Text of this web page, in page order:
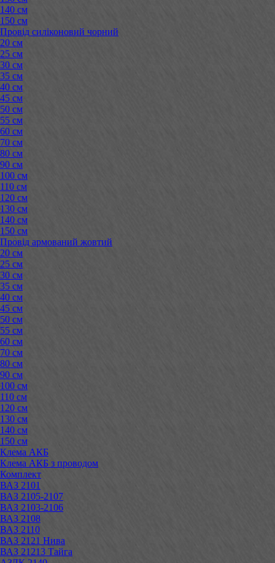
140 см
150 см
Провід силіконовий чорний
20 см
25 см
30 см
35 см
40 см
45 см
50 см
55 см
60 см
70 см
80 см
90 см
100 см
110 см
120 см
130 см
140 см
150 см
Провід армований жовтий
20 см
25 см
30 см
35 см
40 см
45 см
50 см
55 см
60 см
70 см
80 см
90 см
100 см
110 см
120 см
130 см
140 см
150 см
Клема АКБ
Клема АКБ з проводом
Комплект
ВАЗ 2101
ВАЗ 2105-2107
ВАЗ 2103-2106
ВАЗ 2108
ВАЗ 2110
ВАЗ 2121 Нива
ВАЗ 21213 Тайга